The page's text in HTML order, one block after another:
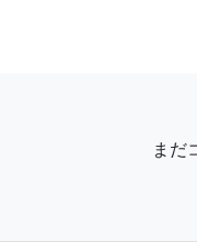
まだ